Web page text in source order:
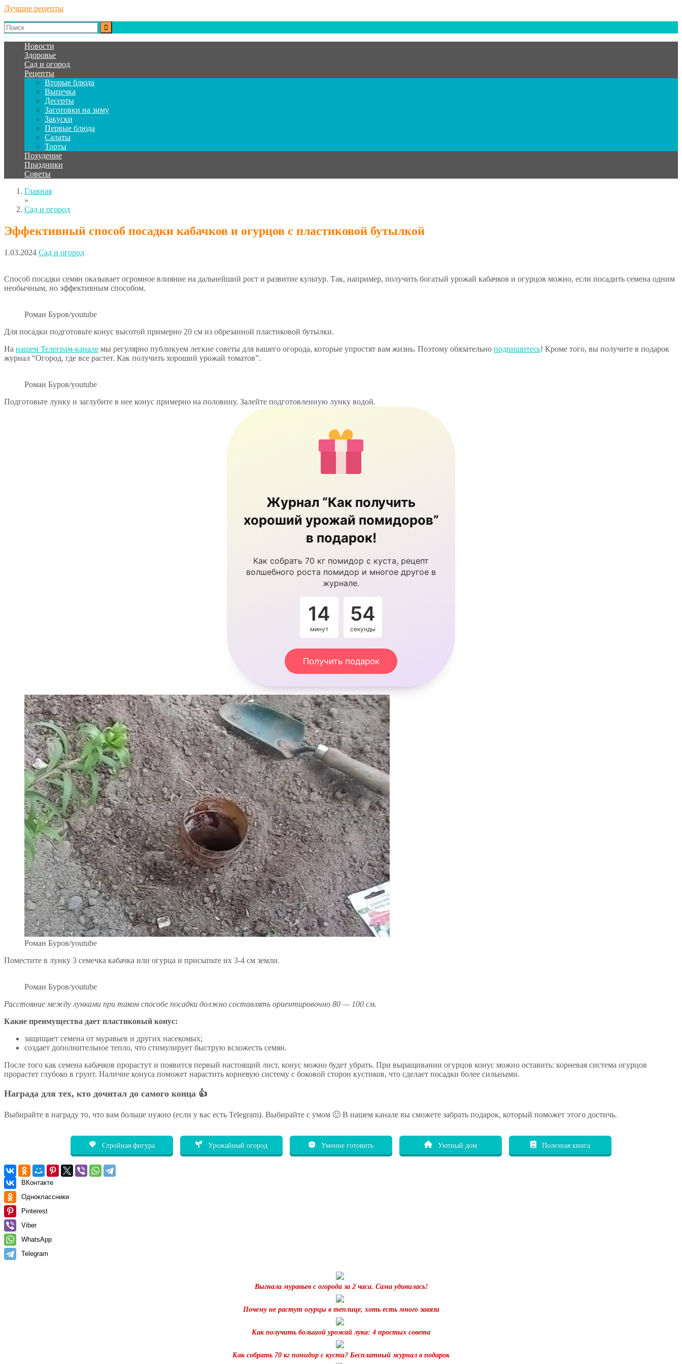
Лучшие рецепты
Новости
Здоровье
Сад и огород
Рецепты
Вторые блюда
Выпечка
Десерты
Заготовки на зиму
Закуски
Первые блюда
Салаты
Торты
Похудение
Праздники
Советы
Главная
»
Сад и огород
Эффективный способ посадки кабачков и огурцов с пластиковой бутылкой
1.03.2024 Сад и огород
Способ посадки семян оказывает огромное влияние на дальнейший рост и развитие культур. Так, например, получить богатый урожай кабачков и огурцов можно, если посадить семена одним
необычным, но эффективным способом.
Роман Буров/youtube
Для посадки подготовьте конус высотой примерно 20 см из обрезанной пластиковой бутылки.
На нашем Телеграм-канале мы регулярно публикуем легкие советы для вашего огорода, которые упростят вам жизнь. Поэтому обязательно подпишитесь! Кроме того, вы получите в подарок
журнал “Огород, где все растет. Как получить хороший урожай томатов”.
Роман Буров/youtube
Подготовьте лунку и заглубите в нее конус примерно на половину. Залейте подготовленную лунку водой.
Журнал “Как получить
хороший урожай помидоров”
в подарок!
Как собрать 70 кг помидор с куста, рецепт
волшебного роста помидор и многое другое в
журнале.
14
минут
54
секунды
Получить подарок
Роман Буров/youtube
Поместите в лунку 3 семечка кабачка или огурца и присыпьте их 3-4 см земли.
Роман Буров/youtube
Расстояние между лунками при таком способе посадки должно составлять ориентировочно 80 — 100 см.
Какие преимущества дает пластиковый конус:
защищает семена от муравьев и других насекомых;
создает дополнительное тепло, что стимулирует быструю всхожесть семян.
После того как семена кабачков прорастут и появится первый настоящий лист, конус можно будет убрать. При выращивании огурцов конус можно оставить: корневая система огурцов
прорастет глубоко в грунт. Наличие конуса поможет нарастить корневую систему с боковой сторон кустиков, что сделает посадки более сильными.
Награда для тех, кто дочитал до самого конца 👍
Выбирайте в награду то, что вам больше нужно (если у вас есть Telegram). Выбирайте с умом 🙂 В нашем канале вы сможете забрать подарок, который поможет этого достичь.
Стройная фигура Урожайный огород Умение готовить Уютный дом Полезная книга
ВКонтакте
Одноклассники
Pinterest
Viber
WhatsApp
Telegram
Выгнала муравьев с огорода за 2 часа. Сама удивилась!
Почему не растут огурцы в теплице, хоть есть много завязи
Как получить большой урожай лука: 4 простых совета
Как собрать 70 кг помидор с куста? Бесплатный журнал в подарок